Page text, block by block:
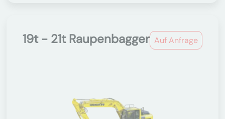
Auf Anfrage
19t - 21t Raupenbagger